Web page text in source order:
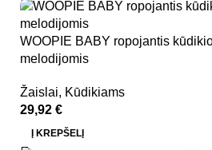
WOOPIE BABY ropojantis
melodijomis
Žaislai, Kūdikiams
29,92 €
Į KREPŠELĮ